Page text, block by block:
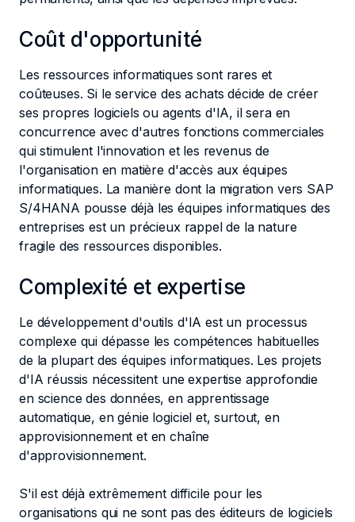
Coût d'opportunité
Les ressources informatiques sont rares et
coûteuses. Si le service des achats décide de créer
ses propres logiciels ou agents d'IA, il sera en
concurrence avec d'autres fonctions commerciales
qui stimulent l'innovation et les revenus de
l'organisation en matière d'accès aux équipes
informatiques. La manière dont la migration vers SAP
S/4HANA pousse déjà les équipes informatiques des
entreprises est un précieux rappel de la nature
fragile des ressources disponibles.
Complexité et expertise
Le développement d'outils d'IA est un processus
complexe qui dépasse les compétences habituelles
de la plupart des équipes informatiques. Les projets
d'IA réussis nécessitent une expertise approfondie
en science des données, en apprentissage
automatique, en génie logiciel et, surtout, en
approvisionnement et en chaîne
d'approvisionnement.
S'il est déjà extrêmement difficile pour les
organisations qui ne sont pas des éditeurs de logiciels